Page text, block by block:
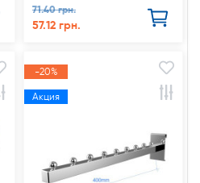
71.40 грн.
57.12 грн.
-20%
Акция